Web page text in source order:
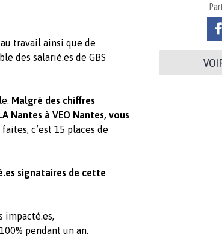
au travail ainsi que de
des salarié.es de GBS
Malgré des chiffres
Nantes à VEO Nantes, vous
c’est 15 places de
signataires de cette
impacté.es,
pendant un an.